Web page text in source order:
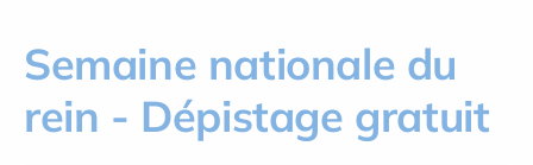
Semaine nationale du
rein - Dépistage gratuit